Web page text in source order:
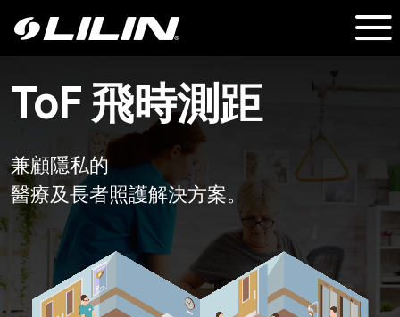
ToF 飛時測距
兼顧隱私的
醫療及長者照護解決方案。